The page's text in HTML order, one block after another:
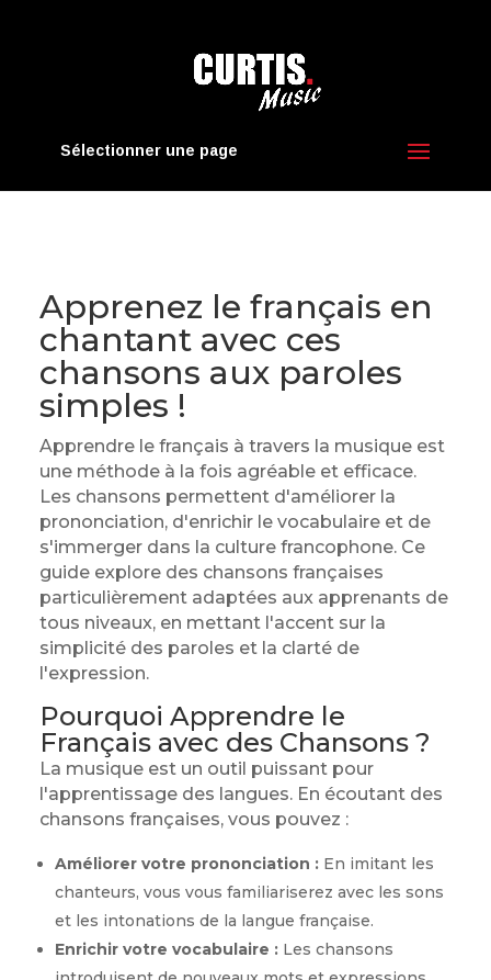
Sélectionner une page
Apprenez le français en
chantant avec ces
chansons aux paroles
simples !
Apprendre le français à travers la musique est
une méthode à la fois agréable et efficace.
Les chansons permettent d'améliorer la
prononciation, d'enrichir le vocabulaire et de
s'immerger dans la culture francophone. Ce
guide explore des chansons françaises
particulièrement adaptées aux apprenants de
tous niveaux, en mettant l'accent sur la
simplicité des paroles et la clarté de
l'expression.
Pourquoi Apprendre le
Français avec des Chansons ?
La musique est un outil puissant pour
l'apprentissage des langues. En écoutant des
chansons françaises, vous pouvez :
Améliorer votre prononciation :En imitant les
chanteurs, vous vous familiariserez avec les sons
et les intonations de la langue française.
Enrichir votre vocabulaire :Les chansons